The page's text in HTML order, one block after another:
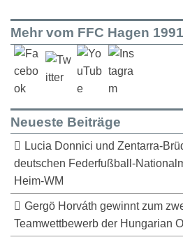
Mehr vom FFC Hagen
Neueste Beiträge
Lucia Donnici und Zentarra-
deutschen Federfußball-
Heim-WM
Gergö Horváth gewinnt zum
Teamwettbewerb der Hungarian